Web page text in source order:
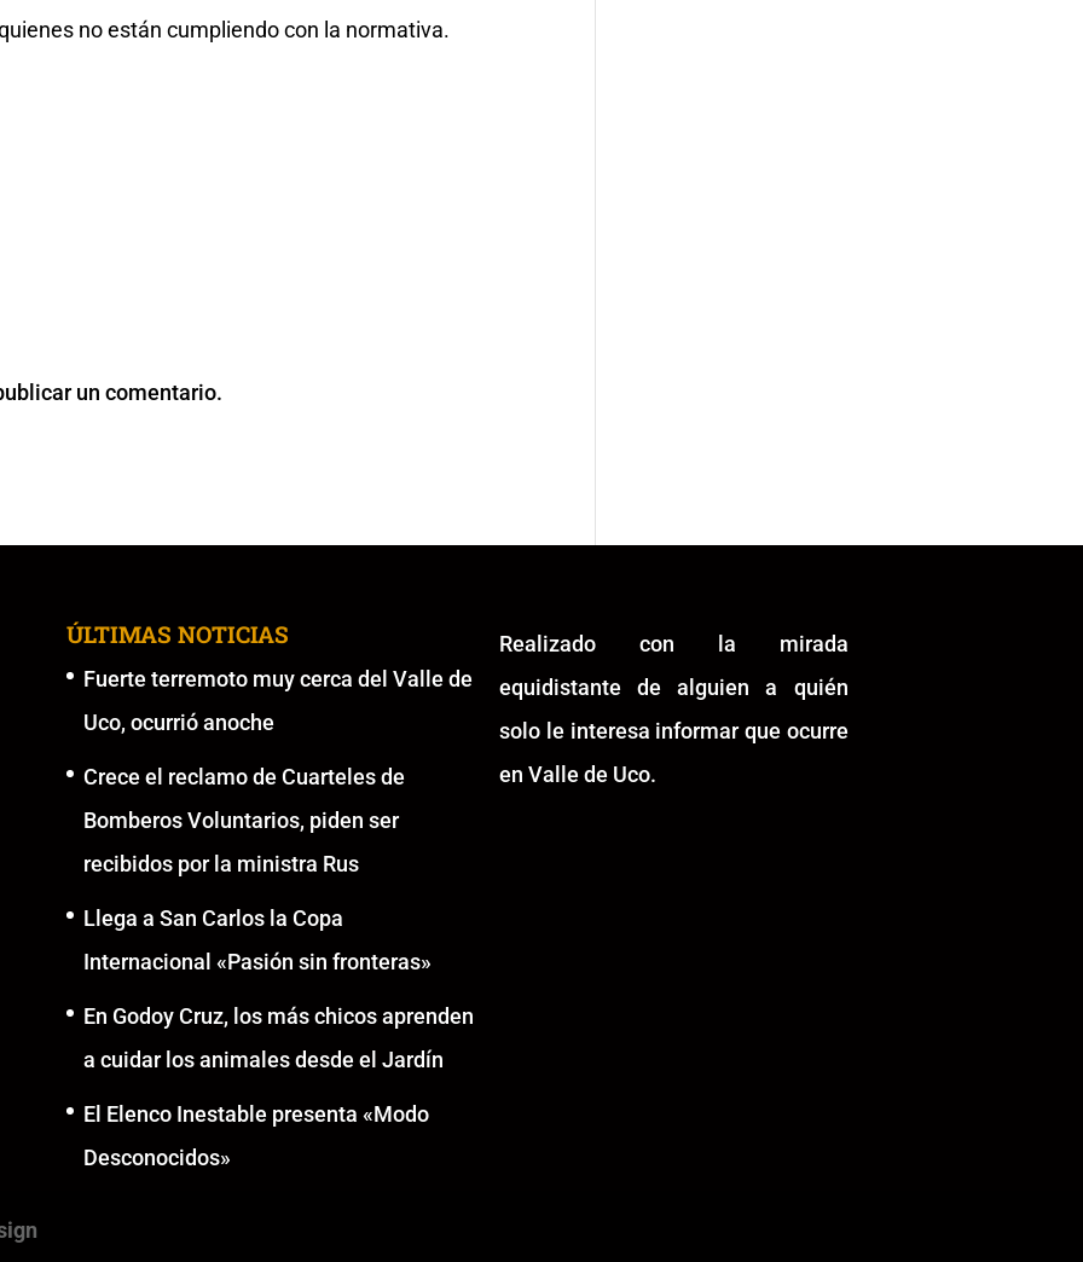
no están cumpliendo con la normativa.
un comentario.
ÚLTIMAS NOTICIAS
Fuerte terremoto muy cerca del Valle de
Uco, ocurrió anoche
Crece el reclamo de Cuarteles de
Bomberos Voluntarios, piden ser
recibidos por la ministra Rus
Llega a San Carlos la Copa
Internacional «Pasión sin fronteras»
En Godoy Cruz, los más chicos aprenden
a cuidar los animales desde el Jardín
El Elenco Inestable presenta «Modo
Desconocidos»
Realizado con la mirada
equidistante de alguien a quién
solo le interesa informar que ocurre
en Valle de Uco.